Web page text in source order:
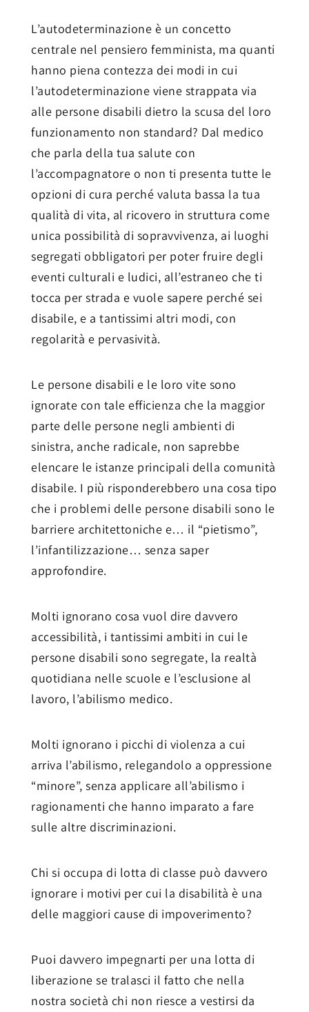
L’autodeterminazione è un concetto
centrale nel pensiero femminista, ma quanti
hanno piena contezza dei modi in cui
l’autodeterminazione viene strappata via
alle persone disabili dietro la scusa del loro
funzionamento non standard? Dal medico
che parla della tua salute con
l’accompagnatore o non ti presenta tutte le
opzioni di cura perché valuta bassa la tua
qualità di vita, al ricovero in struttura come
unica possibilità di sopravvivenza, ai luoghi
segregati obbligatori per poter fruire degli
eventi culturali e ludici, all’estraneo che ti
tocca per strada e vuole sapere perché sei
disabile, e a tantissimi altri modi, con
regolarità e pervasività.
Le persone disabili e le loro vite sono
ignorate con tale efficienza che la maggior
parte delle persone negli ambienti di
sinistra, anche radicale, non saprebbe
elencare le istanze principali della comunità
disabile. I più risponderebbero una cosa tipo
che i problemi delle persone disabili sono le
barriere architettoniche e… il “pietismo”,
l’infantilizzazione… senza saper
approfondire.
Molti ignorano cosa vuol dire davvero
accessibilità, i tantissimi ambiti in cui le
persone disabili sono segregate, la realtà
quotidiana nelle scuole e l’esclusione al
lavoro, l’abilismo medico.
Molti ignorano i picchi di violenza a cui
arriva l’abilismo, relegandolo a oppressione
“minore”, senza applicare all’abilismo i
ragionamenti che hanno imparato a fare
sulle altre discriminazioni.
Chi si occupa di lotta di classe può davvero
ignorare i motivi per cui la disabilità è una
delle maggiori cause di impoverimento?
Puoi davvero impegnarti per una lotta di
liberazione se tralasci il fatto che nella
nostra società chi non riesce a vestirsi da